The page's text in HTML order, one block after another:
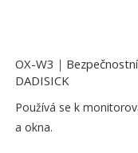
OX-W3｜
DADISICK
Používá se k
a okna.